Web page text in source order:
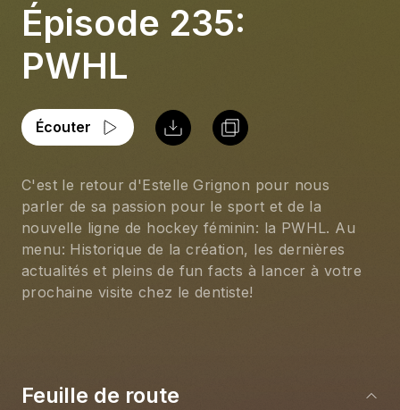
Épisode 235:
PWHL
Écouter
C'est le retour d'Estelle Grignon pour nous
parler de sa passion pour le sport et de la
nouvelle ligne de hockey féminin: la PWHL. Au
menu: Historique de la création, les dernières
actualités et pleins de fun facts à lancer à votre
prochaine visite chez le dentiste!
Feuille de route